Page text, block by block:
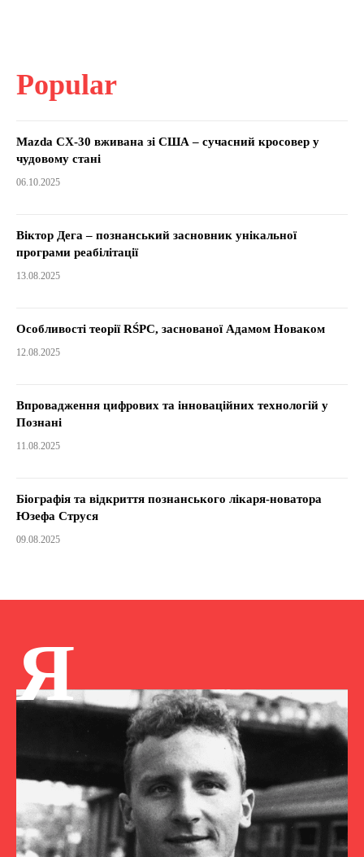
Popular
Mazda CX-30 вживана зі США – сучасний кросовер у
чудовому стані
06.10.2025
Віктор Дега – познанський засновник унікальної
програми реабілітації
13.08.2025
Особливості теорії RŚPC, заснованої Адамом Новаком
12.08.2025
Впровадження цифрових та інноваційних технологій у
Познані
11.08.2025
Біографія та відкриття познанського лікаря-новатора
Юзефа Струся
09.08.2025
Я